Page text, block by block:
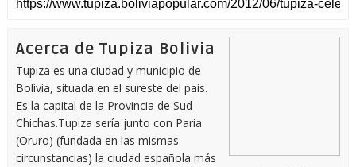
Acerca de Tupiza Bolivia
Tupiza es una ciudad y municipio de
Bolivia, situada en el sureste del país.
Es la capital de la Provincia de Sud
Chichas.Tupiza sería junto con Paria
(Oruro) (fundada en las mismas
circunstancias) la ciudad española más